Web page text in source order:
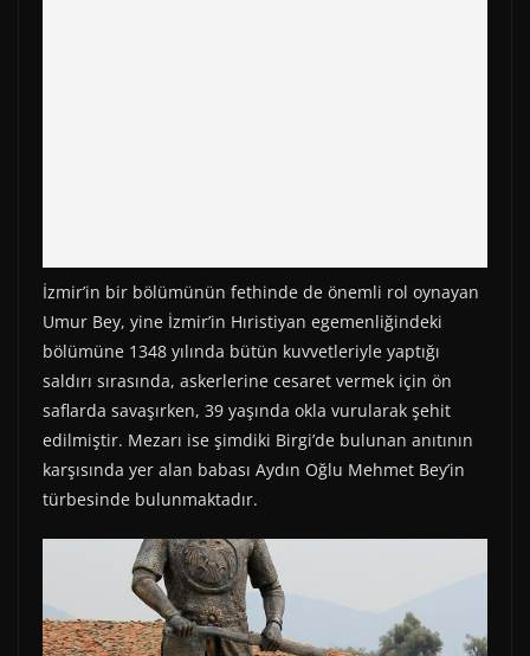
İzmir’in bir bölümünün fethinde de önemli rol oynayan
Umur Bey, yine İzmir’in Hıristiyan egemenliğindeki
bölümüne 1348 yılında bütün kuvvetleriyle yaptığı
saldırı sırasında, askerlerine cesaret vermek için ön
saflarda savaşırken, 39 yaşında okla vurularak şehit
edilmiştir. Mezarı ise şimdiki Birgi’de bulunan anıtının
karşısında yer alan babası Aydın Oğlu Mehmet Bey’in
türbesinde bulunmaktadır.